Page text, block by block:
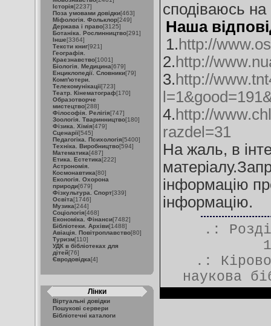
Історія[2237]
Поза умовами довідки[463]
Міфологія. Фольклор[249]
Держава і право[3125]
Ботаніка. Рослинництво[291]
Інше[3364]
Тексти книг[921]
Географія.
Краєзнавство[1001]
Біологія. Медицина[679]
Енциклопедії. Словники[79]
Комп'ютери.
Телекомунікації[723]
Театр. Кінематограф[170]
Образотворче
мистецтво[288]
Філософія. Релігія[747]
Зоологія. Тваринництво[180]
Фізика. Хімія[479]
Сценарії[545]
Педагогіка. Психологія[5400]
Техніка. Виробництво[594]
Математика[487]
Етика. Естетика[222]
Астрономія.
Космонавтика[80]
Екологія. Охорона
природи[679]
Фізкультура. Спорт[339]
Освіта[1746]
Музика[244]
Соціологія[468]
Економіка. Фінанси[7482]
Бібліотеки. Архіви[1488]
Авіація. Повітроплавство[80]
Туризм[110]
УДК в бібліотеках для
дітей[76]
Євродовідка[4]
Лінки
Віртуальні довідки
Пошукові сервери
Бібліотечні каталоги
сподіваюсь
Наша
1. http://
2. http://
3. http://
4. http://
razdel=31
На жаль, в
інформацію
інформацію.
.:
.:
наукова